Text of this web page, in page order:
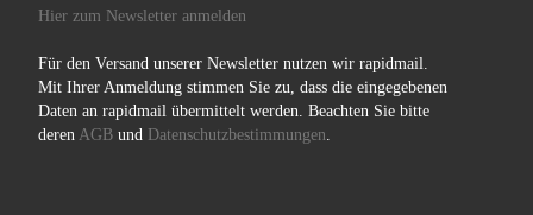
Hier zum Newsletter anmelden
Für den Versand unserer Newsletter nutzen wir rapidmail.
Mit Ihrer Anmeldung stimmen Sie zu, dass die eingegebenen
Daten an rapidmail übermittelt werden. Beachten Sie bitte
deren AGBund Datenschutzbestimmungen